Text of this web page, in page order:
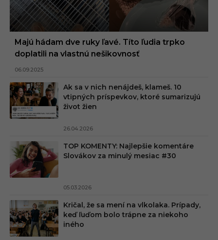
Majú hádam dve ruky ľavé. Títo ľudia trpko
doplatili na vlastnú nešikovnosť
06.09.2025
Ak sa v nich nenájdeš, klameš. 10
vtipných príspevkov, ktoré sumarizujú
život žien
26.04.2026
TOP KOMENTY: Najlepšie komentáre
Slovákov za minulý mesiac #30
05.03.2026
Kričal, že sa mení na vlkolaka. Prípady,
keď ľuďom bolo trápne za niekoho
iného